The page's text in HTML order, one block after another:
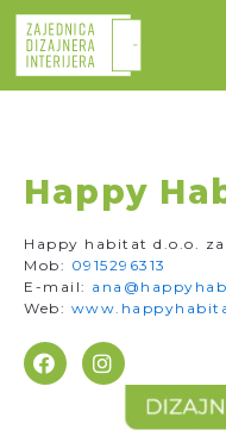
Skip
content
Happy
Happy habitat d.o.o.
Mob: 0915296313
E-mail:
Web:
F
a
I
n